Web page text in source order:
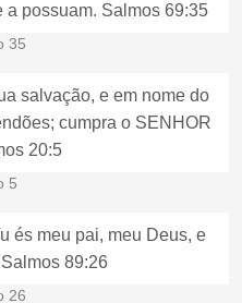
a possuam. Salmos 69:35
35
salvação, e em nome do
cumpra o SENHOR
20:5
5
és meu pai, meu Deus, e
89:26
26